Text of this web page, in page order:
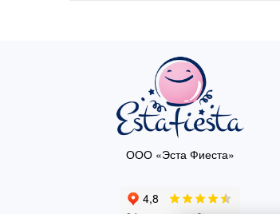
ООО «Эста Фиеста»